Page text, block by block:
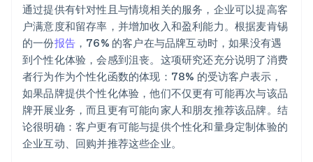
通过提供有针对性且与情境相关的服务，企业可以提高客
户满意度和留存率，并增加收入和盈利能力。根据麦肯锡
的一份报告 ，76% 的客户在与品牌互动时，如果没有遇
到个性化体验，会感到沮丧。这项研究还充分说明了消费
者行为作为个性化函数的体现：78% 的受访客户表示，
如果品牌提供个性化体验，他们不仅更有可能再次与该品
牌开展业务，而且更有可能向家人和朋友推荐该品牌。结
论很明确：客户更有可能与提供个性化和量身定制体验的
企业互动、回购并推荐这些企业。